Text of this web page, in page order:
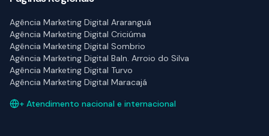
Agência Marketing Digital Araranguá
Agência Marketing Digital Criciúma
Agência Marketing Digital Sombrio
Agência Marketing Digital Baln. Arroio do Silva
Agência Marketing Digital Turvo
Agência Marketing Digital Maracajá
+ Atendimento nacional e internacional